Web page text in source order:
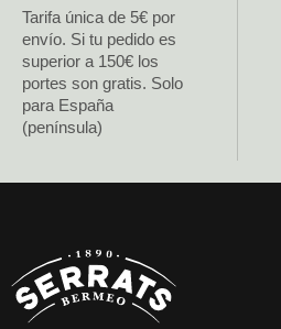
Tarifa única de 5€ por
envío. Si tu pedido es
superior a 150€ los
portes son gratis. Solo
para España
(península)